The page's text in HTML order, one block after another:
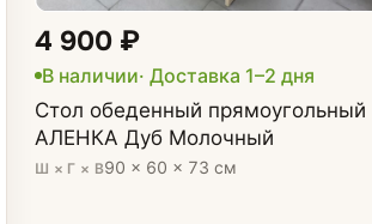
4 900 ₽
В наличии· Доставка 1–2 дня
Стол обеденный прямоугольный
АЛЕНКА Дуб Молочный
Ш × Г × В90 × 60 × 73 см